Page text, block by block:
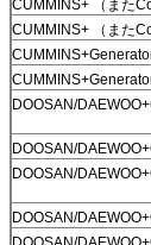
CUMMINS+ （また
CUMMINS+ （また
DOOSAN/
DOOSAN/
DOOSAN/
DOOSAN/